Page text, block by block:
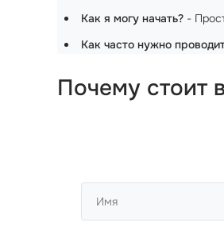
Как я могу начать? -
Как часто нужно
Почему стоит